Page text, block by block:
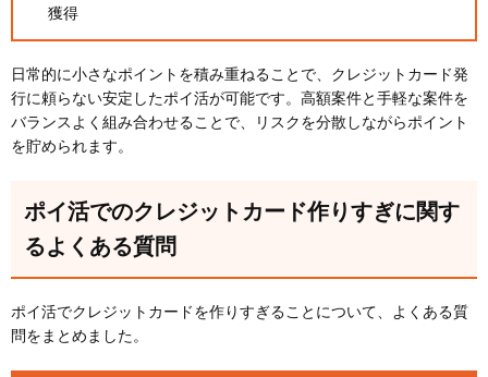
獲得
日常的に小さなポイントを積み重ねることで、クレジットカード発
行に頼らない安定したポイ活が可能です。高額案件と手軽な案件を
バランスよく組み合わせることで、リスクを分散しながらポイント
を貯められます。
ポイ活でのクレジットカード作りすぎに関す
るよくある質問
ポイ活でクレジットカードを作りすぎることについて、よくある質
問をまとめました。